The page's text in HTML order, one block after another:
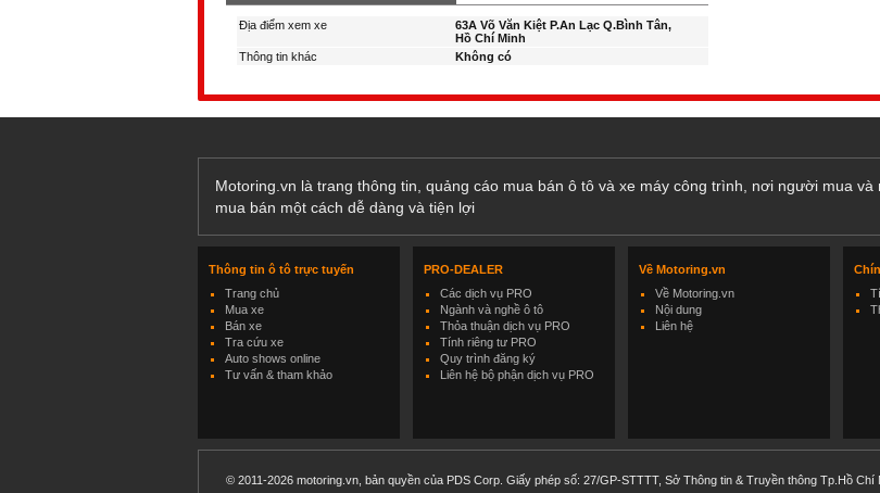
Địa điểm xem xe
63A Võ Văn Kiệt P.An Lạc Q.Bình Tân,
Hồ Chí Minh
Thông tin khác
Không có
Motoring.vn là trang thông tin, quảng cáo mua bán ô tô và xe máy công trình, nơi người mua
mua bán một cách dễ dàng và tiện lợi
Thông tin ô tô trực tuyến
Trang chủ
Mua xe
Bán xe
Tra cứu xe
Auto shows online
Tư vấn & tham khảo
PRO-DEALER
Các dịch vụ PRO
Ngành và nghề ô tô
Thỏa thuận dịch vụ PRO
Tính riêng tư PRO
Quy trình đăng ký
Liên hệ bộ phận dịch vụ PRO
Về Motoring.vn
Về Motoring.vn
Nội dung
Liên hệ
© 2011-2026 motoring.vn, bản quyền của PDS Corp. Giấy phép số: 27/GP-STTTT, Sở Thông tin & Truyền thông Tp.Hồ Chí